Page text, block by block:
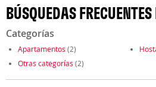
BÚSQUEDAS
Categorías
Apartamentos (2)
Otras categorías (2)